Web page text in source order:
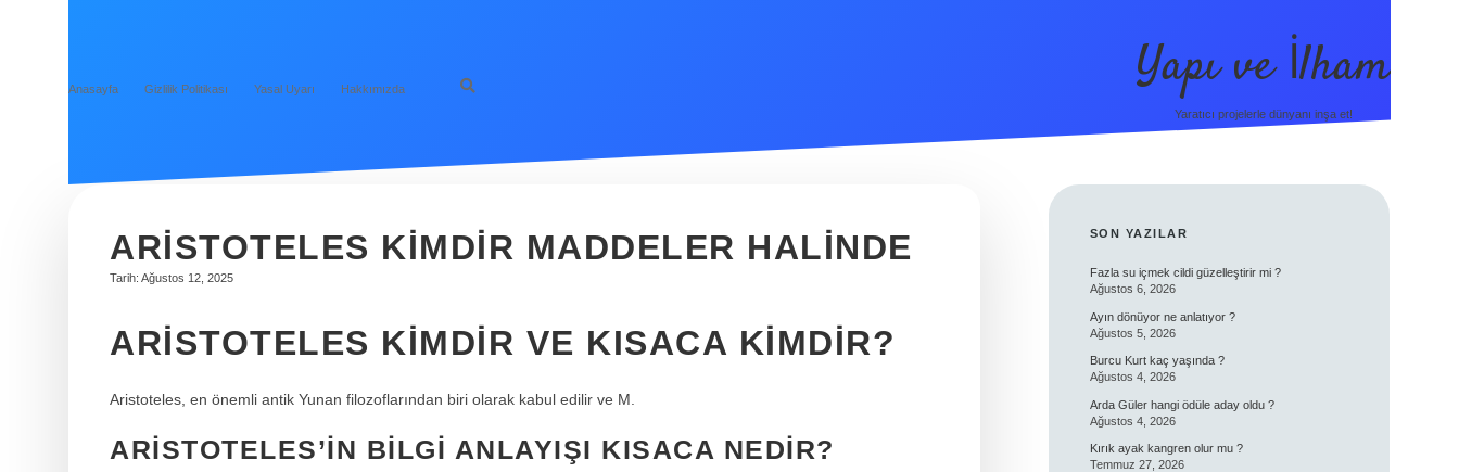
Anasayfa Gizlilik Politikası Yasal Uyarı Hakkımızda Yapı ve İlham
Yaratıcı projelerle dünyanı inşa et!
ARISTOTELES KIMDIR MADDELER HALINDE
Tarih: Ağustos 12, 2025
ARISTOTELES KIMDIR VE KISACA KIMDIR?
Aristoteles, en önemli antik Yunan filozoflarından biri olarak kabul edilir ve M.
ARISTOTELES’IN BILGI ANLAYIŞI KISACA NEDIR?
SIDEBAR
SON YAZILAR
Fazla su içmek cildi güzelleştirir mi ?
Ağustos 6, 2026
Ayın dönüyor ne anlatıyor ?
Ağustos 5, 2026
Burcu Kurt kaç yaşında ?
Ağustos 4, 2026
Arda Güler hangi ödüle aday oldu ?
Ağustos 4, 2026
Kırık ayak kangren olur mu ?
Temmuz 27, 2026